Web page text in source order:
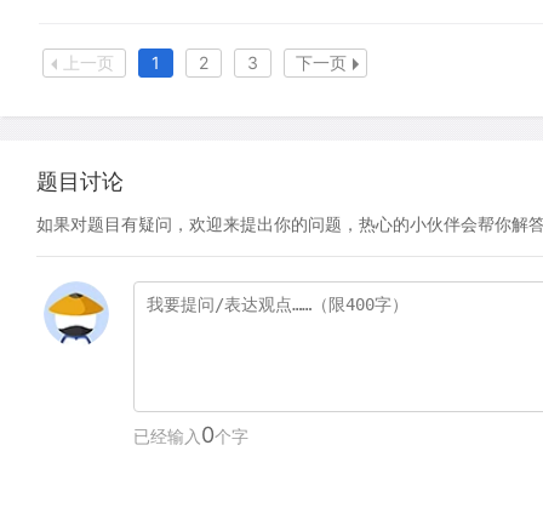
上一页 1 2 3 下一页
题目讨论
如果对题目有疑问，欢迎来提出你的问题，热心的小伙伴会帮你解
已经输入 0个字